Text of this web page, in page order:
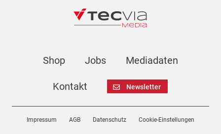
Shop Jobs Mediadaten
Kontakt Newsletter
Impressum AGB Datenschutz Cookie-Einstellungen